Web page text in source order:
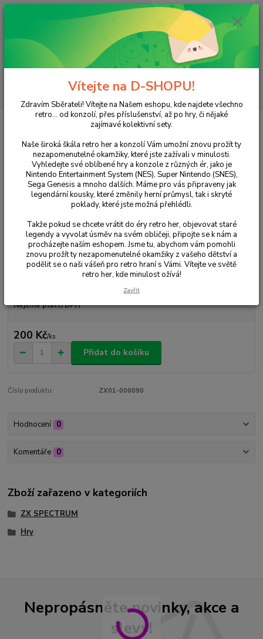
Menu
(Po-Pá, 15:00-20:00 hod.)
ks
0 Kč
Hry Action Force
Action Force
Ohodnotit produkt
Nejsme plátci DPH
200 Kč/ks
Přidat do košíku
Číslo produktu: ZX01-000090
Hodnocení 0
Komentáře 0
Zboží zařazeno v kategoriích
ZX SPECTRUM
Hry
Nepropásněte novinky, akce a
slevy!
Vítejte na D-SHOPU!
Zdravím Sběrateli! Vítejte na Našem eshopu, kde najdete všechno
retro... od konzolí, přes příslušenství, až po hry, či nějaké
zajímavé kolektivní sety.
Naše široká škála retro her a konzolí Vám umožní znovu prožít ty
nezapomenutelné okamžiky, které jste zažívali v minulosti.
Vyhledejte své oblíbené hry a konzole z různých ér, jako je
Nintendo Entertainment System (NES), Super Nintendo (SNES),
Sega Genesis a mnoho dalších. Máme pro vás připraveny jak
legendární kousky, které změnily herní průmysl, tak i skryté
poklady, které jste možná přehlédli.
Takže pokud se chcete vrátit do éry retro her, objevovat staré
legendy a vyvolat úsměv na svém obličeji, připojte se k nám a
procházejte naším eshopem. Jsme tu, abychom vám pomohli
znovu prožít ty nezapomenutelné okamžiky z vašeho dětství a
podělit se o naši vášeň pro retro hraní s Vámi. Vítejte ve světě
retro her, kde minulost ožívá!
Zavřít